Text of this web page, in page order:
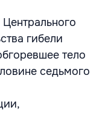
гибели
тело
седьмого